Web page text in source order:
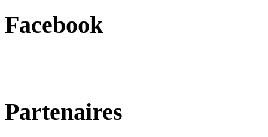
Facebook
Partenaires